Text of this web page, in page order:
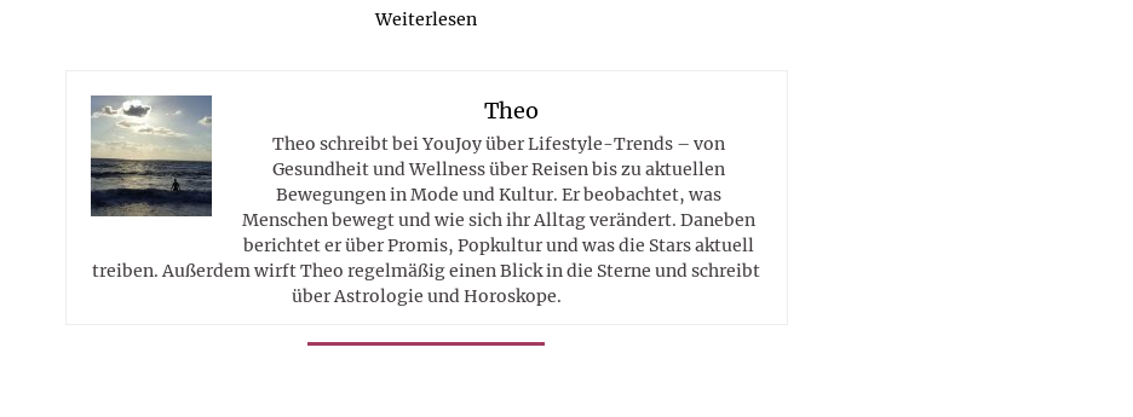
Weiterlesen
Theo
Theo schreibt bei YouJoy über Lifestyle-Trends – von
Gesundheit und Wellness über Reisen bis zu aktuellen
Bewegungen in Mode und Kultur. Er beobachtet, was
Menschen bewegt und wie sich ihr Alltag verändert. Daneben
berichtet er über Promis, Popkultur und was die Stars aktuell
treiben. Außerdem wirft Theo regelmäßig einen Blick in die Sterne und schreibt
über Astrologie und Horoskope.